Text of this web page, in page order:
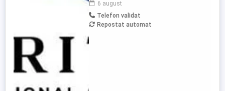
asigurarea unui mediu sigur și sănătos
pentru elevi și comunitatea școlară.
Responsabilități principale: Acordarea
6 august
Telefon validat
Repostat automat